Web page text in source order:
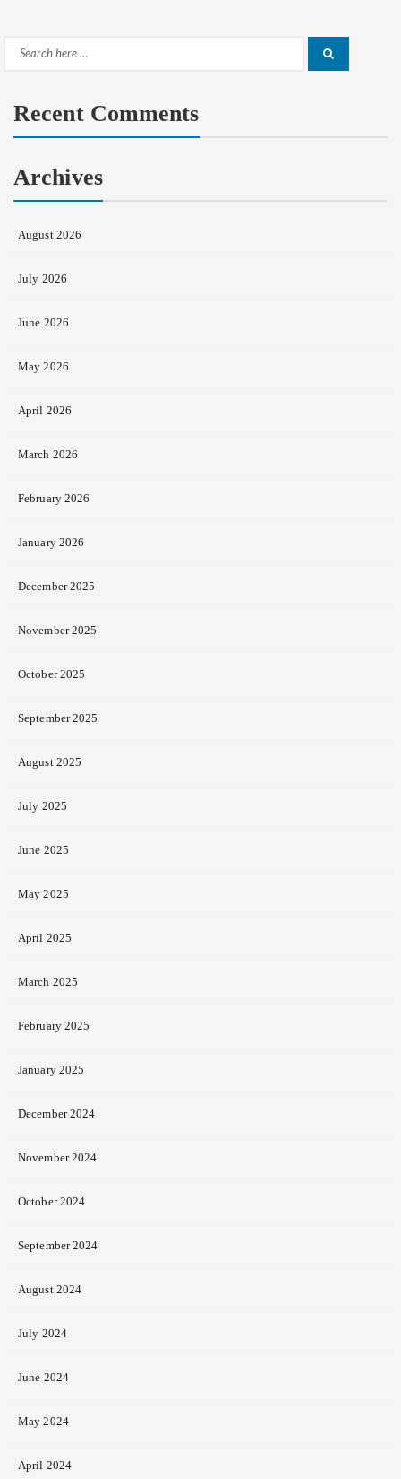
Search
Recent Comments
Archives
August 2026
July 2026
June 2026
May 2026
April 2026
March 2026
February 2026
January 2026
December 2025
November 2025
October 2025
September 2025
August 2025
July 2025
June 2025
May 2025
April 2025
March 2025
February 2025
January 2025
December 2024
November 2024
October 2024
September 2024
August 2024
July 2024
June 2024
May 2024
April 2024